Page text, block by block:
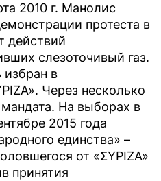
2010 г. Манолис
протеста в
действий
слезоточивый газ.
избран в
Через несколько
На выборах в
2015 года
единства» –
от «ΣΥΡΙΖΑ»
принятия